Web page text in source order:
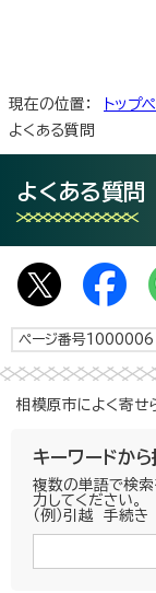
現在の位置： トップ
よくある質問
よくある質問
ページ番号1000006
相模原市によく寄せ
キーワードから
複数の単語で検索
力してください。
（例）引越 手続き